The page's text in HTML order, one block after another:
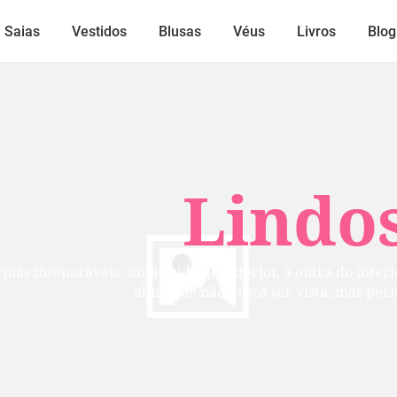
Saias Vestidos Blusas Véus Livros Blog